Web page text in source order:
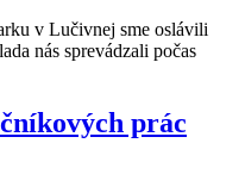
v Lučivnej sme oslávili
nás sprevádzali počas
prác